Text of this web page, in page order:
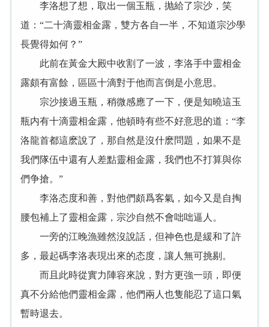
李洛想了想，取出一個玉瓶，抛給了宗沙，笑
道：“二十滴靈相金露，雙方各自一半，不知道宗沙學
長覺得如何？”
此前在黃金大殿中收割了一波，李洛手中靈相金
露頗有富餘，區區十滴對于他而言倒是小意思。
宗沙接過玉瓶，稍微感應了一下，便是知曉這玉
瓶内有十滴靈相金露，他頓時有些不好意思的道：“李
洛龍首都這麽說了，那自然是沒什麽問題，如果不是
我們隊伍中還有人差點靈相金露，我們也不打算與你
們争搶。”
李洛态度和善，對他們頗爲客氣，如今又是自掏
腰包補上了靈相金露，宗沙自然不會咄咄逼人。
一旁的江晚漁雖然沒說話，但神色也是緩和了許
多，最起碼李洛表現出來的态度，讓人無可挑剔。
而且此時從實力陣容來說，對方更強一頭，即便
真不分給他們靈相金露，他們兩人也隻能忍了這口氣
暫時退去。